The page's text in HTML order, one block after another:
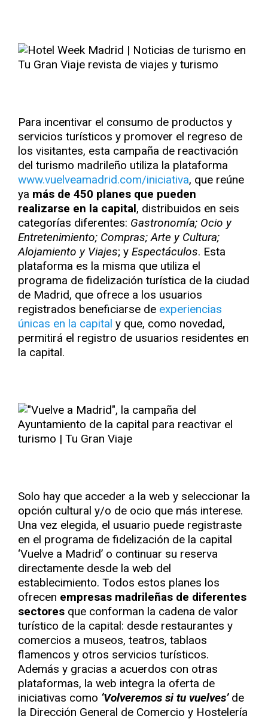
Para incentivar el consumo de productos y
servicios turísticos y promover el regreso de
los visitantes, esta campaña de reactivación
del turismo madrileño utiliza la plataforma
www.vuelveamadrid.com/iniciativa, que reúne
ya más de 450 planes que pueden
realizarse en la capital, distribuidos en seis
categorías diferentes: Gastronomía; Ocio y
Entretenimiento; Compras; Arte y Cultura;
Alojamiento y Viajes; y Espectáculos. Esta
plataforma es la misma que utiliza el
programa de fidelización turística de la ciudad
de Madrid, que ofrece a los usuarios
registrados beneficiarse de experiencias
únicas en la capital y que, como novedad,
permitirá el registro de usuarios residentes en
la capital.
Solo hay que acceder a la web y seleccionar la
opción cultural y/o de ocio que más interese.
Una vez elegida, el usuario puede registraste
en el programa de fidelización de la capital
‘Vuelve a Madrid’ o continuar su reserva
directamente desde la web del
establecimiento. Todos estos planes los
ofrecen empresas madrileñas de diferentes
sectores que conforman la cadena de valor
turístico de la capital: desde restaurantes y
comercios a museos, teatros, tablaos
flamencos y otros servicios turísticos.
Además y gracias a acuerdos con otras
plataformas, la web integra la oferta de
iniciativas como ‘Volveremos si tu vuelves’de
la Dirección General de Comercio y Hostelería